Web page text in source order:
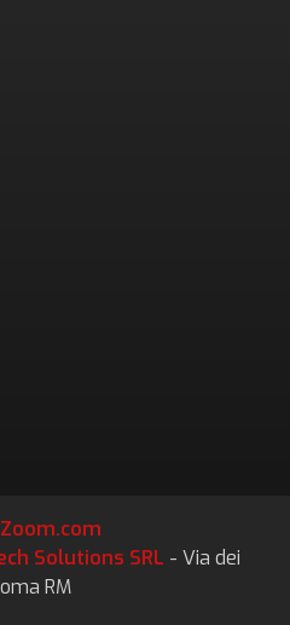
Solutions SRL - Via dei
RM